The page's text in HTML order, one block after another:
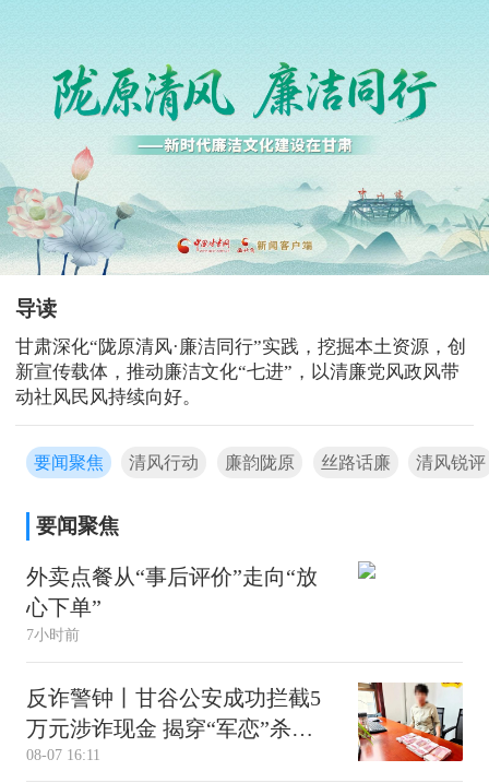
导读
甘肃深化“陇原清风·廉洁同行”实践，挖掘本土资源，创
新宣传载体，推动廉洁文化“七进”，以清廉党风政风带
动社风民风持续向好。
要闻聚焦 清风行动 廉韵陇原 丝路话廉 清风锐评
要闻聚焦
外卖点餐从“事后评价”走向“放
心下单”
7小时前
反诈警钟丨甘谷公安成功拦截5
万元涉诈现金 揭穿“军恋”杀猪
盘骗局
08-07 16:11